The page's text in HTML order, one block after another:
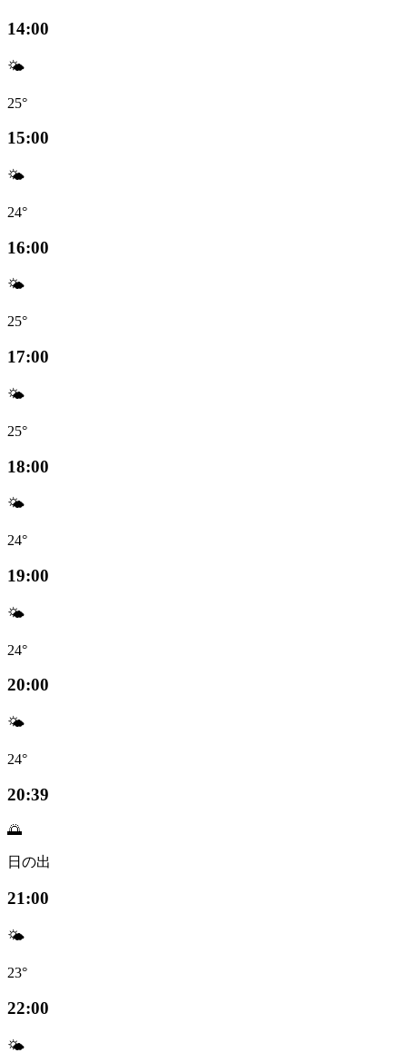
14:00
🌤️
25°
15:00
🌤️
24°
16:00
🌤️
25°
17:00
🌤️
25°
18:00
🌤️
24°
19:00
🌤️
24°
20:00
🌤️
24°
20:39
🌅
日の出
21:00
🌤️
23°
22:00
🌤️